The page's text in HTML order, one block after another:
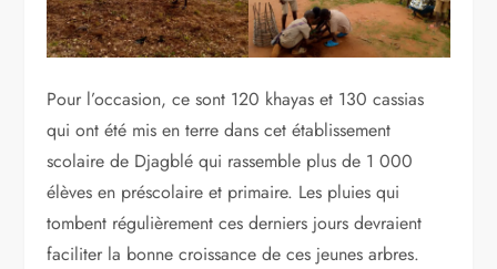
Pour l’occasion, ce sont 120 khayas et 130 cassias
qui ont été mis en terre dans cet établissement
scolaire de Djagblé qui rassemble plus de 1 000
élèves en préscolaire et primaire. Les pluies qui
tombent régulièrement ces derniers jours devraient
faciliter la bonne croissance de ces jeunes arbres.